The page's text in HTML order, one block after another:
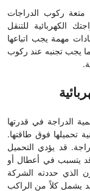
متعة ركوب الدراجات
الكهربائية للتنقل
مهمة يجب اتباعها
يجب تجنبه عند ركوب
الدراجة في قدرتها
تحميلها فوق طاقتها.
قد يؤدي التحميل
قد يتسبب في أعطال أو
الذي حددته الشركة
يشمل كلاً من الراكب